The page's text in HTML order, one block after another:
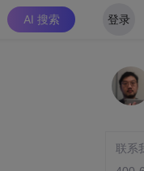
AI 搜索 登录
联系